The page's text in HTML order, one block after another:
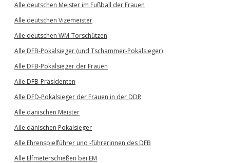
Alle deutschen Meister im Fußball der Frauen
Alle deutschen Vizemeister
Alle deutschen WM-Torschützen
Alle DFB-Pokalsieger (und Tschammer-Pokalsieger)
Alle DFB-Pokalsieger der Frauen
Alle DFB-Präsidenten
Alle DFD-Pokalsieger der Frauen in der DDR
Alle dänischen Meister
Alle dänischen Pokalsieger
Alle Ehrenspielführer und -führerinnen des DFB
Alle Elfmeterschießen bei EM